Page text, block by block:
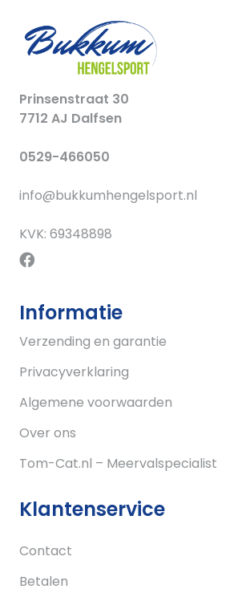
Prinsenstraat 30
7712 AJ Dalfsen
0529-466050
info@bukkumhengelsport.nl
KVK: 69348898
Informatie
Verzending en garantie
Privacyverklaring
Algemene voorwaarden
Over ons
Tom-Cat.nl – Meervalspecialist
Klantenservice
Contact
Betalen